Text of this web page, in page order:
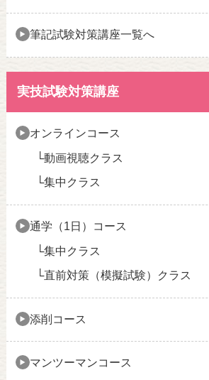
筆記試験対策講座一覧へ
実技試験対策講座
オンラインコース
動画視聴クラス
集中クラス
通学（1日）コース
集中クラス
直前対策（模擬試験）クラス
添削コース
マンツーマンコース